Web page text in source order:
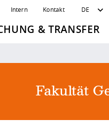
Intern Kontakt DE
& TRANSFER
Fakultät